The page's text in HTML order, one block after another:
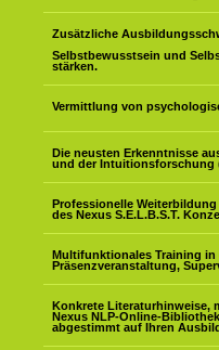
Zusätzliche
Selbstbewusstsein und
stärken.
Vermittlung von
Die neusten Erkenntnisse
und der Intuitionsforschung
Professionelle
des Nexus S.E.L.B.S.T.
Multifunktionales Training
Präsenzveranstaltung,
Konkrete Literaturhinweise,
Nexus NLP-Online-
abgestimmt auf Ihren